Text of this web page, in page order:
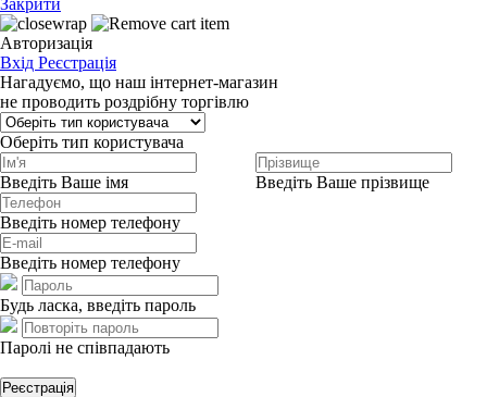
Закрити
Авторизація
Вхід Реєстрація
Нагадуємо, що наш інтернет-магазин
не проводить роздрібну торгівлю
Оберіть тип користувача
Введіть Ваше імя Введіть Ваше прізвище
Введіть номер телефону
Введіть номер телефону
Будь ласка, введіть пароль
Паролі не співпадають
Реєстрація